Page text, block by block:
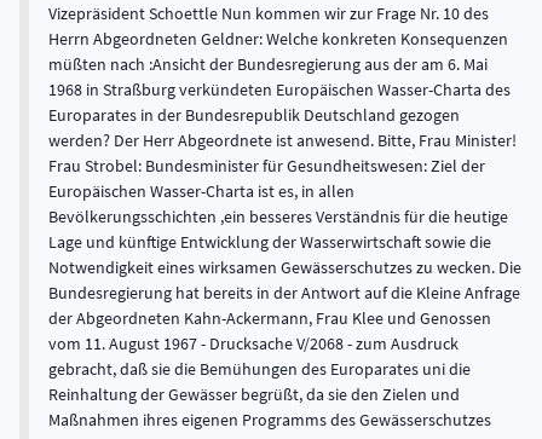
Vizepräsident Schoettle Nun kommen wir zur Frage Nr. 10 des
Herrn Abgeordneten Geldner: Welche konkreten Konsequenzen
müßten nach :Ansicht der Bundesregierung aus der am 6. Mai
1968 in Straßburg verkündeten Europäischen Wasser-Charta des
Europarates in der Bundesrepublik Deutschland gezogen
werden? Der Herr Abgeordnete ist anwesend. Bitte, Frau Minister!
Frau Strobel: Bundesminister für Gesundheitswesen: Ziel der
Europäischen Wasser-Charta ist es, in allen
Bevölkerungsschichten ,ein besseres Verständnis für die heutige
Lage und künftige Entwicklung der Wasserwirtschaft sowie die
Notwendigkeit eines wirksamen Gewässerschutzes zu wecken. Die
Bundesregierung hat bereits in der Antwort auf die Kleine Anfrage
der Abgeordneten Kahn-Ackermann, Frau Klee und Genossen
vom 11. August 1967 - Drucksache V/2068 - zum Ausdruck
gebracht, daß sie die Bemühungen des Europarates uni die
Reinhaltung der Gewässer begrüßt, da sie den Zielen und
Maßnahmen ihres eigenen Programms des Gewässerschutzes